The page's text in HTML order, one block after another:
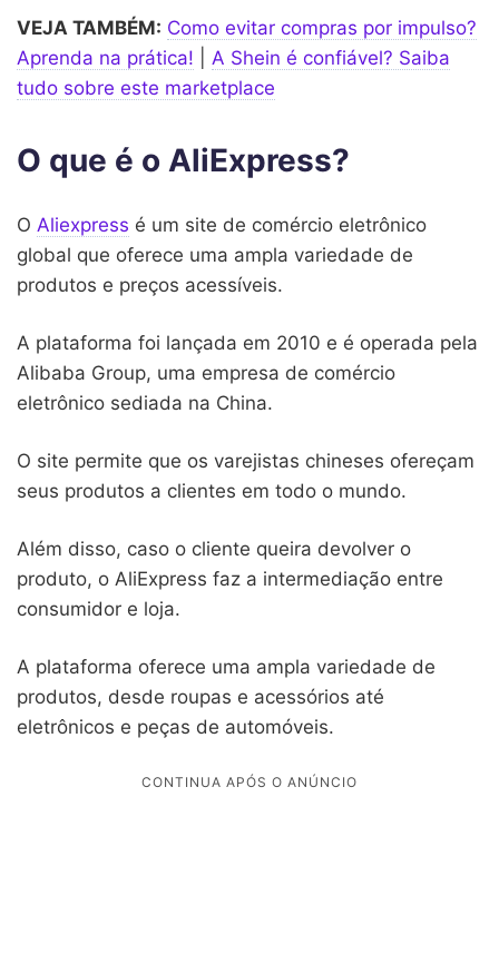
VEJA TAMBÉM: Como evitar compras por impulso?
Aprenda na prática!
A Shein é confiável? Saiba
tudo sobre este marketplace
O que é o AliExpress?
O Aliexpress é um site de comércio eletrônico
global que oferece uma ampla variedade de
produtos e preços acessíveis.
A plataforma foi lançada em 2010 e é operada pela
Alibaba Group, uma empresa de comércio
eletrônico sediada na China.
O site permite que os varejistas chineses ofereçam
seus produtos a clientes em todo o mundo.
Além disso, caso o cliente queira devolver o
produto, o AliExpress faz a intermediação entre
consumidor e loja.
A plataforma oferece uma ampla variedade de
produtos, desde roupas e acessórios até
eletrônicos e peças de automóveis.